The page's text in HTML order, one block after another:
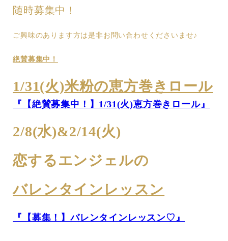
随時募集中！
ご興味のあります方は是非お問い合わせくださいませ♪
絶賛募集中！
1/31(火)米粉の恵方巻きロール
『【絶賛募集中！】1/31(火)恵方巻きロール』
2/8(水)&2/14(火)
恋するエンジェルの
バレンタインレッスン
『【募集！】バレンタインレッスン♡』